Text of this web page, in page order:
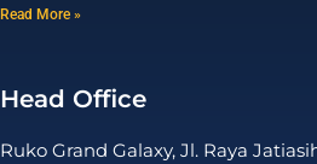
Read More »
Head Office
Ruko Grand Galaxy, Jl. Raya